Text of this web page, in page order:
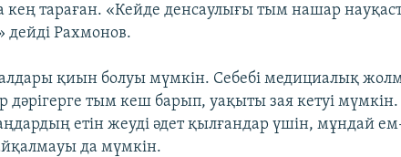
кең тараған. «Кейде денсаулығы тым нашар
дейді Рахмонов.
қиын болуы мүмкін. Себебі медициалық
дәрігерге тым кеш барып, уақыты зая кетуі мүмкін.
етін жеуді әдет қылғандар үшін, мұндай
да мүмкін.